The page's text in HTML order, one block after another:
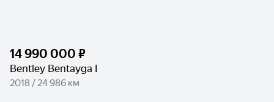
14 990 000 ₽
Bentley Bentayga I
2018 / 24 986 км